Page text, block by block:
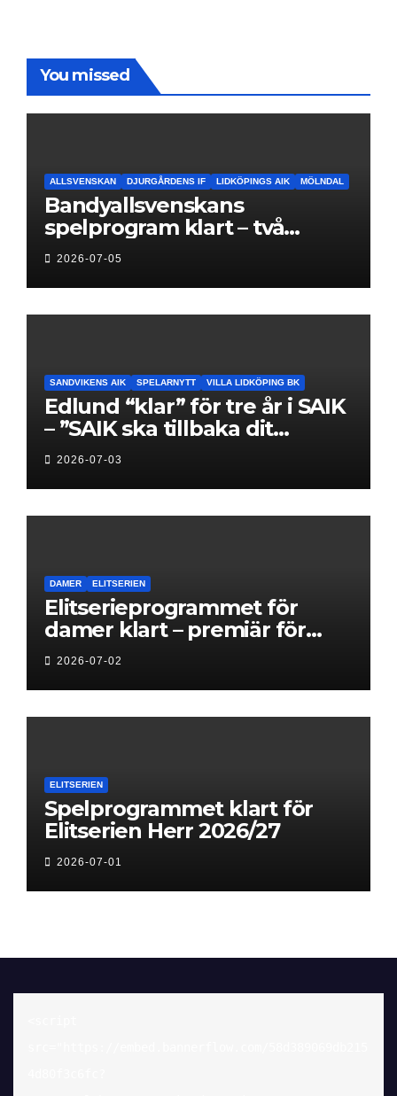
You missed
ALLSVENSKAN DJURGÅRDENS IF LIDKÖPINGS AIK MÖLNDAL
Bandyallsvenskans
spelprogram klart – två
föreningar jagar sin
elitseriesäsong
2026-07-05
SANDVIKENS AIK SPELARNYTT VILLA LIDKÖPING BK
Edlund “klar” för tre år i SAIK
– ”SAIK ska tillbaka dit
klubben hör hemma”
2026-07-03
DAMER ELITSERIEN
Elitserieprogrammet för
damer klart – premiär för
Next Level
2026-07-02
ELITSERIEN
Spelprogrammet klart för
Elitserien Herr 2026/27
2026-07-01